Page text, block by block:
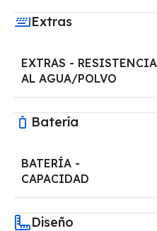
Extras
EXTRAS - RESISTENCIA
AL AGUA/POLVO
Batería
BATERÍA -
CAPACIDAD
Diseño